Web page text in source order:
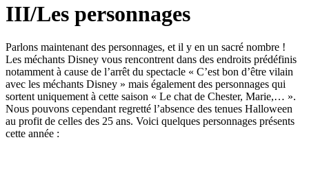
III/Les personnages
Parlons maintenant des personnages, et il y en un sacré nombre !
Les méchants Disney vous rencontrent dans des endroits prédéfinis
notamment à cause de l’arrêt du spectacle « C’est bon d’être vilain
avec les méchants Disney » mais également des personnages qui
sortent uniquement à cette saison « Le chat de Chester, Marie,… ».
Nous pouvons cependant regretté l’absence des tenues Halloween
au profit de celles des 25 ans. Voici quelques personnages présents
cette année :